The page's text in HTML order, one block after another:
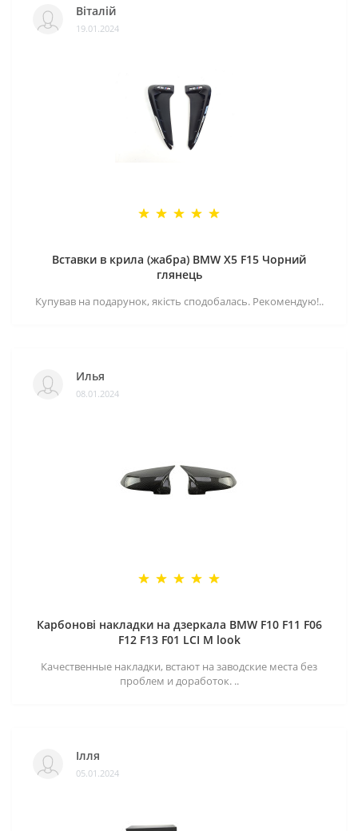
Віталій
19.01.2024
Вставки в крила (жабра) BMW X5 F15 Чорний
глянець
Купував на подарунок, якість сподобалась. Рекомендую!..
Илья
08.01.2024
Карбонові накладки на дзеркала BMW F10 F11 F06
F12 F13 F01 LCI M look
Качественные накладки, встают на заводские места без
проблем и доработок. ..
Ілля
05.01.2024